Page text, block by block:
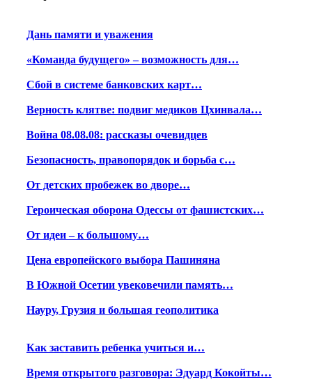
Дань памяти и уважения
«Команда будущего» – возможность для…
Сбой в системе банковских карт…
Верность клятве: подвиг медиков Цхинвала…
Война 08.08.08: рассказы очевидцев
Безопасность, правопорядок и борьба с…
От детских пробежек во дворе…
Героическая оборона Одессы от фашистских…
От идеи – к большому…
Цена европейского выбора Пашиняна
В Южной Осетии увековечили память…
Науру, Грузия и большая геополитика
Как заставить ребенка учиться и…
Время открытого разговора: Эдуард Кокойты…